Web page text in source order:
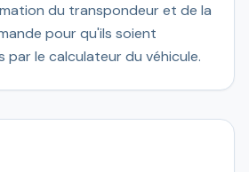
du transpondeur et de la
pour qu'ils soient
par le calculateur du véhicule.